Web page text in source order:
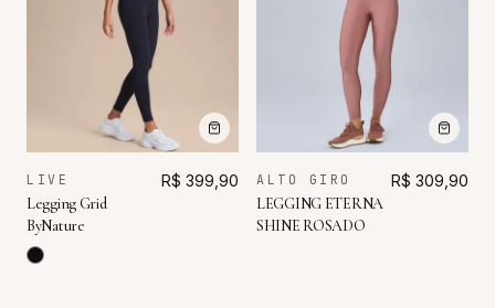
LIVE
Legging Grid
ByNature
R$ 399,90 ALTO GIRO
LEGGING ETERNA
SHINE ROSADO
R$ 309,90